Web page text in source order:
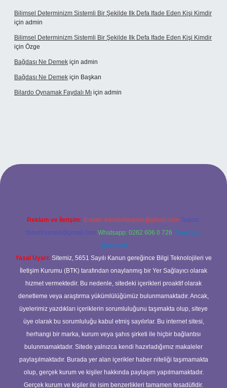
Bilimsel Determinizm Sistemli Bir Şekilde Ilk Defa Ifade Eden Kişi Kimdir
için admin
Bilimsel Determinizm Sistemli Bir Şekilde Ilk Defa Ifade Eden Kişi Kimdir
için Özge
Bağdaşı Ne Demek için admin
Bağdaşı Ne Demek için Başkan
Bilardo Oynamak Faydalı Mı için admin
Reklam ve İletişim: E-mail: backlinkpaneli@gmail.com Teams:
forumhizmeti@gmail.com Whatsapp: 0262 606 0 726 Telegram:
@karabul
Yasal Uyarı: Sitemiz, 5651 Sayılı Kanun gereğince Bilgi Teknolojileri ve
İletişim Kurumu (BTK) tarafından onaylanmış bir Yer Sağlayıcı olarak
hizmet vermektedir. Bu nedenle, sitedeki içerikleri proaktif olarak
denetleme veya araştırma yükümlülüğümüz bulunmamaktadır. Ancak,
üyelerimiz yazdıkları içeriklerin sorumluluğunu taşımakta olup, siteye
üye olarak bu sorumluluğu kabul etmiş sayılırlar. Bu internet sitesi,
herhangi bir marka, kurum veya şahıs şirketi ile hiçbir bağlantısı
bulunmamaktadır. Sitede yalnızca kendi hazırladığımız makaleler
paylaşılmaktadır. Burada yer alan içerikler haber niteliği taşımamakta
olup, gerçek kurum ve kişiler hakkında paylaşım yapılmamaktadır.
Gerçek kurum ve kişiler ile isim benzerlikleri tamamen tesadüfidir.